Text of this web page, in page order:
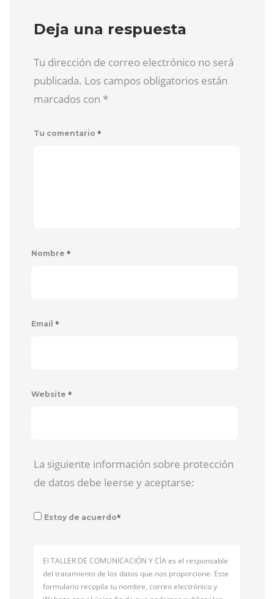
Deja una respuesta
Tu dirección de correo electrónico no será
publicada. Los campos obligatorios están
marcados con *
Tu comentario *
Nombre *
Email *
Website *
La siguiente información sobre protección
de datos debe leerse y aceptarse:
Estoy de acuerdo*
El TALLER DE COMUNICACIÓN Y CÍA es el responsable
del tratamiento de los datos que nos proporcione. Este
formulario recopila tu nombre, correo electrónico y